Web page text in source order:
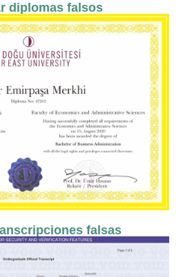
diplomas falsos
falsas